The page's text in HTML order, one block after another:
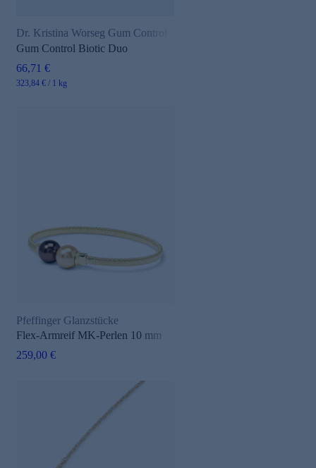
Dr. Kristina Worseg Gum Control
Gum Control Biotic Duo
66,71 €
323,84 € / 1 kg
Pfeffinger Glanzstücke
Flex-Armreif MK-Perlen 10 mm
259,00 €